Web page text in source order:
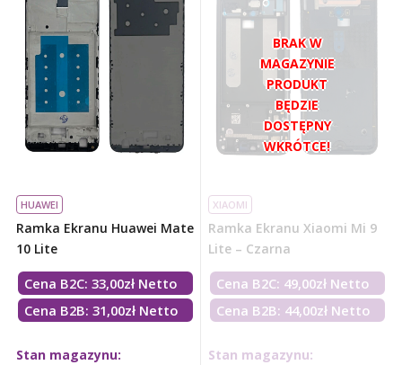
HUAWEI
Ramka Ekranu Huawei Mate
10 Lite
Cena B2C:33,00zł Netto
Cena B2B: 31,00zł Netto
Stan magazynu:
XIAOMI
Ramka Ekranu Xiaomi Mi 9
Lite – Czarna
Cena B2C: 49,00zł Netto
Cena B2B: 44,00zł Netto
Stan magazynu: